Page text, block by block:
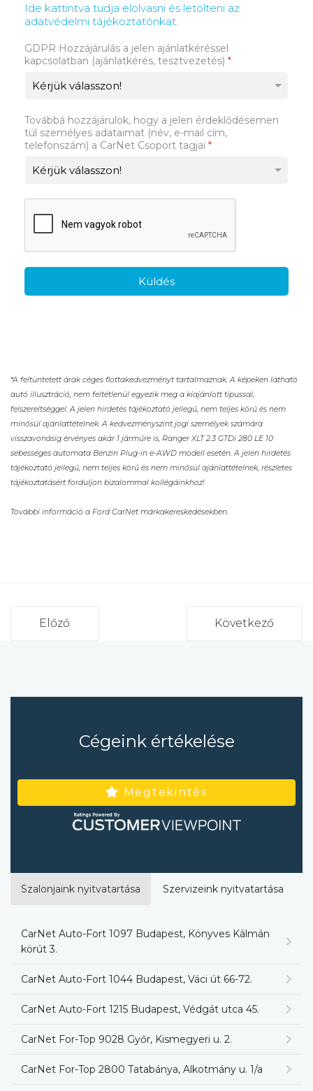
Ide kattintva tudja elolvasni és letölteni az
adatvédelmi tájékoztatónkat.
GDPR Hozzájárulás a jelen ajánlatkéréssel
kapcsolatban (ajánlatkérés, tesztvezetés) *
Továbbá hozzájárulok, hogy a jelen érdeklődésemen
túl személyes adataimat (név, e-mail cím,
telefonszám) a CarNet Csoport tagjai *
Küldés
*A feltüntetett árak céges flottakedvezményt tartalmaznak. A képeken látható
autó illusztráció, nem feltétlenül egyezik meg a kiajánlott típussal,
felszereltséggel. A jelen hirdetés tájékoztató jellegű, nem teljes körű és nem
minősül ajánlattételnek. A kedvezményszint jogi személyek számára
visszavonásig érvényes akár 1 járműre is, Ranger XLT 2.3 GTDi 280 LE 10
sebességes automata Benzin Plug-in e-AWD modell esetén. A jelen hirdetés
tájékoztató jellegű, nem teljes körű és nem minősül ajánlattételnek, részletes
tájékoztatásért forduljon bizalommal kollégáinkhoz!
További információ a Ford CarNet márkakereskedésekben.
Előző Következő
Cégeink értékelése
Megtekintés
Szalonjaink nyitvatartása Szervizeink nyitvatartása
CarNet Auto-Fort 1097 Budapest, Könyves Kálmán
körút 3.
CarNet Auto-Fort 1044 Budapest, Váci út 66-72.
CarNet Auto-Fort 1215 Budapest, Védgát utca 45.
CarNet For-Top 9028 Győr, Kismegyeri u. 2.
CarNet For-Top 2800 Tatabánya, Alkotmány u. 1/a